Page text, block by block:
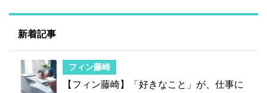
新着記事
フィン藤崎
【フィン藤崎】「好きなこと」が、仕事に